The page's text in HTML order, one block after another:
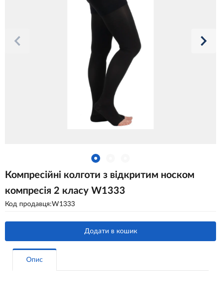
Компресійні колготи з відкритим носком
компресія 2 класу W1333
Код продавця:W1333
Додати в кошик
Опис